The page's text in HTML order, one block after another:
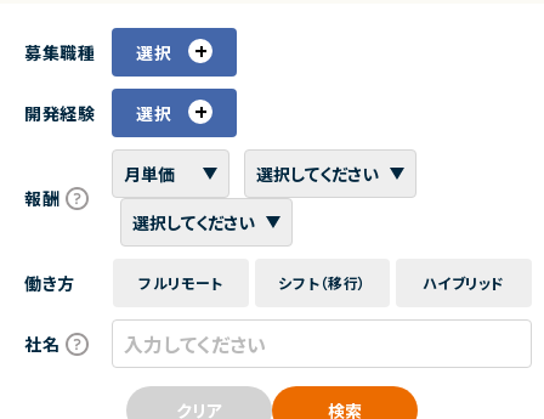
募集職種 選択
開発経験 選択
報酬
働き方 フルリモート シフト（移行） ハイブリッド
社名
クリア 検索